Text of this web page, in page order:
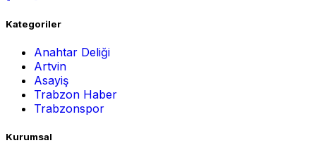
Kategoriler
Anahtar Deliği
Artvin
Asayiş
Trabzon Haber
Trabzonspor
Kurumsal